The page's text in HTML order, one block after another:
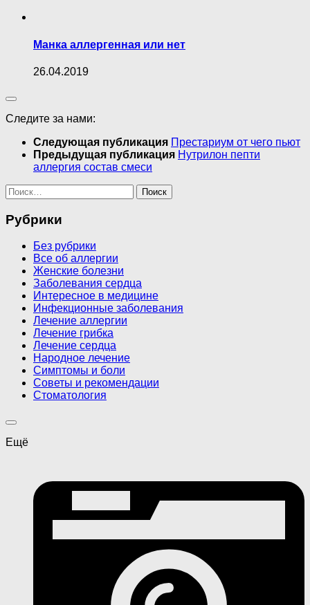
Манка аллергенная или нет
26.04.2019
Следите за нами:
Следующая публикация Престариум от чего пьют
Предыдущая публикация Нутрилон пепти
аллергия состав смеси
Найти:
Рубрики
Без рубрики
Все об аллергии
Женские болезни
Заболевания сердца
Интересное в медицине
Инфекционные заболевания
Лечение аллергии
Лечение грибка
Лечение сердца
Народное лечение
Симптомы и боли
Советы и рекомендации
Стоматология
Ещё